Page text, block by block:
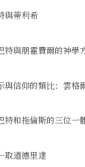
與蒂利希
與朋霍費爾的神學
與信仰的類比：雲格
和拖倫斯的三位一
取道德里達